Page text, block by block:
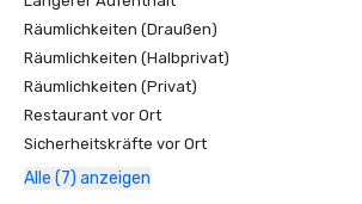
Räumlichkeiten (Draußen)
Räumlichkeiten (Halbprivat)
Räumlichkeiten (Privat)
Restaurant vor Ort
Sicherheitskräfte vor Ort
Alle (7) anzeigen